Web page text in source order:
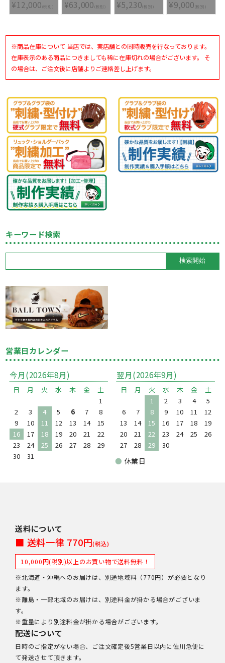
ト MGセレクトTH
1CJMH11284-09
¥12,000(税別) MizunoPro
Classic 硬式グラブ
内野手用
(単色のみ)※縁取
1ヶ所+3300円(税
込)]
¥63,000(税別) SELECT
P1GA2105-09
¥5,230(税別) ックパック
1FJDB011-09 [ ☆
バッグ刺繍2ヶ所無
込)]
¥9,000(税別)
※商品在庫について 当店では、実店舗との同時販売を行なっております。
在庫表示のある商品につきましても稀に在庫切れの場合がございます。 そ
の場合は、ご注文後に店舗よりご連絡差し上げます。
キーワード検索
営業日カレンダー
今月(2026年8月)
日 月 火 水 木 金
土
1
2
3 4 5 6 7
8
9
10 11 12 13 14
15
16
17 18 19 20 21
22
23
24 25 26 27 28
29
30
31
翌月(2026年9月)
日 月 火 水 木 金
土
1
2 3 4
5
6
7 8 9 10 11
12
13
14 15 16 17 18
19
20
21 22 23 24 25
26
27
28 29 30
● 休業日
送料について
■ 送料一律 770円(税込)
10,000円(税別)以上のお買い物で送料無料！
※北海道・沖縄へのお届けは、別途地域料（770円）が必要となり
ます。
※離島・一部地域のお届けは、別途料金が掛かる場合がございま
す。
※重量により別途料金が掛かる場合がございます。
配送について
日時のご指定がない場合、ご注文確定後5営業日以内に佐川急便に
て発送させて頂きます。